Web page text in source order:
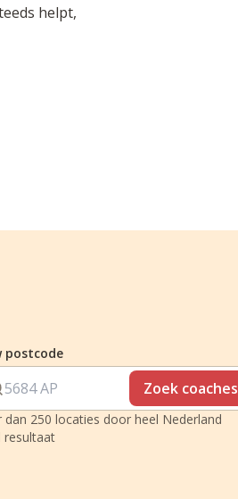
helpt,
postcode
Zoek coaches
dan 250 locaties door heel Nederland
resultaat